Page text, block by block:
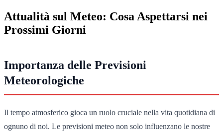
Attualità sul Meteo: Cosa Aspettarsi nei
Prossimi Giorni
Importanza delle Previsioni
Meteorologiche
Il tempo atmosferico gioca un ruolo cruciale nella vita quotidiana di
ognuno di noi. Le previsioni meteo non solo influenzano le nostre